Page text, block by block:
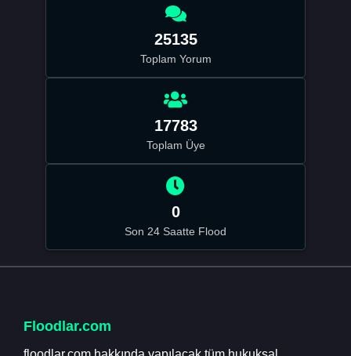
25135
Toplam Yorum
17783
Toplam Üye
0
Son 24 Saatte Flood
Floodlar.com